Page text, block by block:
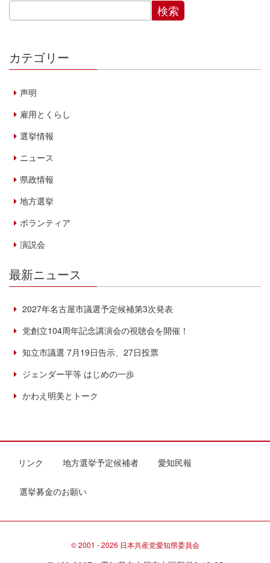
カテゴリー
声明
雇用とくらし
選挙情報
ニュース
県政情報
地方選挙
ボランティア
演説会
最新ニュース
2027年名古屋市議選予定候補第3次発表
党創立104周年記念講演会の視聴会を開催！
知立市議選 7月19日告示、27日投票
ジェンダー平等 はじめの一歩
かわえ明美とトーク
リンク 地方選挙予定候補者 愛知民報
選挙募金のお願い
© 2001 - 2026 日本共産党愛知県委員会